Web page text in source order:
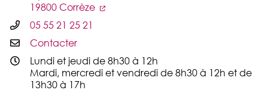
19800 Corrèze
05 55 21 25 21
Contacter
Lundi et jeudi de 8h30 à 12h
Mardi, mercredi et vendredi de 8h30 à 12h et de
13h30 à 17h